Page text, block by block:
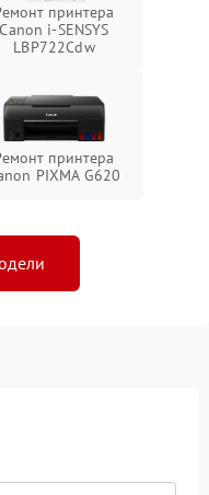
принтера
Canon i-SENSYS
LBP722Cdw
принтера
PIXMA G620